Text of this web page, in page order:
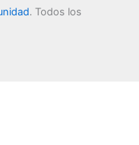
. Todos los